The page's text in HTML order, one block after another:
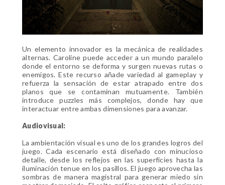
Un elemento innovador es la mecánica de realidades
alternas. Caroline puede acceder a un mundo paralelo
donde el entorno se deforma y surgen nuevas rutas o
enemigos. Este recurso añade variedad al gameplay y
refuerza la sensación de estar atrapado entre dos
planos que se contaminan mutuamente. También
introduce puzzles más complejos, donde hay que
interactuar entre ambas dimensiones para avanzar.
Audiovisual:
La ambientación visual es uno de los grandes logros del
juego. Cada escenario está diseñado con minucioso
detalle, desde los reflejos en las superficies hasta la
iluminación tenue en los pasillos. El juego aprovecha las
sombras de manera magistral para generar miedo sin